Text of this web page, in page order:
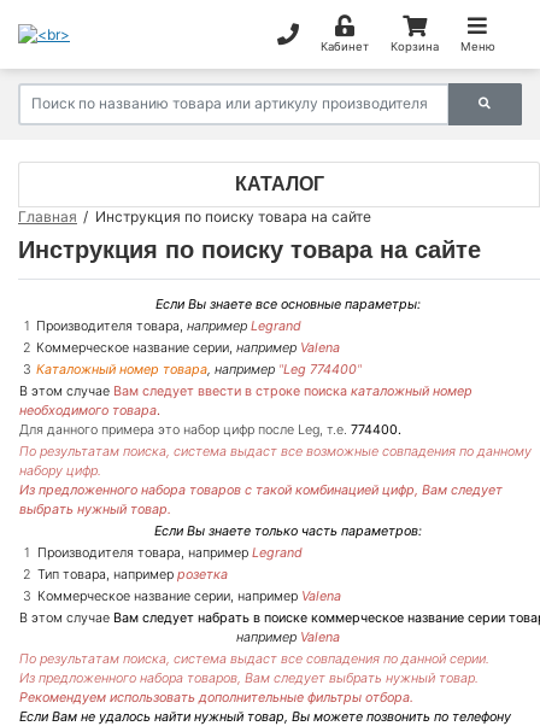
Кабинет Корзина Меню
Главная Инструкция по поиску товара на сайте
Инструкция по поиску товара на сайте
Если Вы знаете все основные параметры:
1 Производителя товара, например Legrand
2 Коммерческое название серии, например Valena
3 Каталожный номер товара например "Leg 774400"
В этом случае Вам следует ввести в строке поиска каталожный номер
необходимого товара.
Для данного примера это набор цифр после Leg, т.е. 774400.
По результатам поиска, система выдаст все возможные совпадения по данному
набору цифр.
Из предложенного набора товаров с такой комбинацией цифр, Вам следует
выбрать нужный товар.
Если Вы знаете только часть параметров:
1
Производителя товара, например Legrand
2 Тип товара, например розетка
3 Коммерческое название серии, например Valena
В этом случае Вам следует набрать в поиске коммерческое название серии
например Valena
По результатам поиска, система выдаст все совпадения по данной серии.
Из предложенного набора товаров, Вам следует выбрать нужный товар.
Рекомендуем использовать дополнительные фильтры отбора.
Если Вам не удалось найти нужный товар, Вы можете позвонить по телефону
КАТАЛОГ